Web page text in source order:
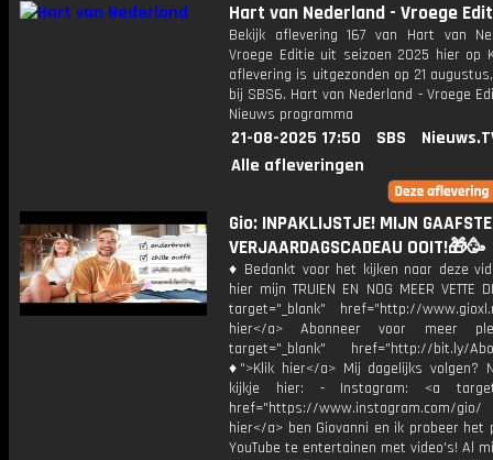
Hart van Nederland - Vroege
Bekijk aflevering 167 van Hart van
Vroege Editie uit seizoen 2025 hier op
aflevering is uitgezonden op 21
bij SBS6. Hart van Nederland - Vroege
Nieuws programma
21-08-2025 17:50 SBS
Alle afleveringen
Gio: INPAKLIJSTJE! MIJN GAAFSTE
VERJAARDAGSCADEAU OOIT!🎁🥳
♦ Bedankt voor het kijken naar deze
hier mijn TRUIEN EN NOG MEER VETTE
target="_blank" href="http://
hier</a> Abonneer voor meer
target="_blank" href="http://bit.ly/
♦">Klik hier</a> Mij dagelijks volgen?
kijkje hier: - Instagram: <a
href="https://www.instagram.com/
hier</a> ben Giovanni en ik probeer het
YouTube te entertainen met video's! Al